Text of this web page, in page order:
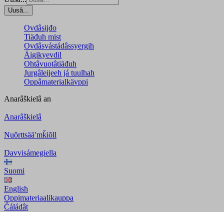
Uusâ...
Ovdâsijđo
Tiäđuh mist
Ovdâsvástádâssyergih
Äigikyevdil
Ohtâvuotâtiäđuh
Jurgâleijeeh já tuulhah
Oppâmaterialkävppi
Anarâškielâ an
Anarâškielâ
Nuõrttsääʹmǩiõll
Davvisámegiella
Suomi
English
Oppimateriaalikauppa
Čáládât